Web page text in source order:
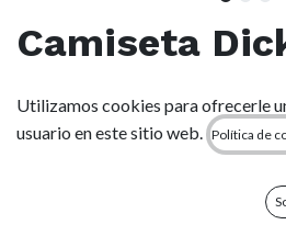
Camiseta
Pocket - Black
(0 reseña)
básico para el día a día, diseñado
explorar la ciudad como para
Utilizamos cookies para ofrecerle
usuario en este sitio web.
Política de